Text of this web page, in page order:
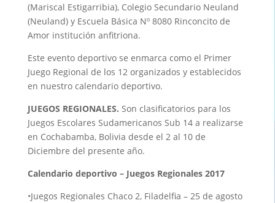
(Mariscal Estigarribia), Colegio Secundario Neuland
(Neuland) y Escuela Básica Nº 8080 Rinconcito de
Amor institución anfitriona.
Este evento deportivo se enmarca como el Primer
Juego Regional de los 12 organizados y establecidos
en nuestro calendario deportivo.
JUEGOS REGIONALES. Son clasificatorios para los
Juegos Escolares Sudamericanos Sub 14 a realizarse
en Cochabamba, Bolivia desde el 2 al 10 de
Diciembre del presente año.
Calendario deportivo – Juegos Regionales 2017
•Juegos Regionales Chaco 2, Filadelfia – 25 de agosto